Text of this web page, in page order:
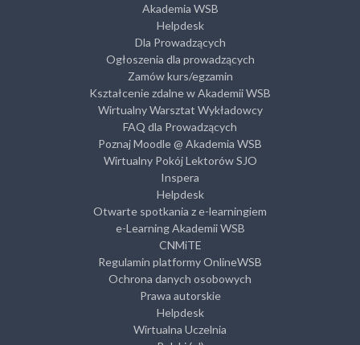
Akademia WSB
Helpdesk
Dla Prowadzących
Ogłoszenia dla prowadzących
Zamów kurs/egzamin
Kształcenie zdalne w Akademii WSB
Wirtualny Warsztat Wykładowcy
FAQ dla Prowadzących
Poznaj Moodle @ Akademia WSB
Wirtualny Pokój Lektorów SJO
Inspera
Helpdesk
Otwarte spotkania z e-learningiem
e-Learning Akademii WSB
CNMiTE
Regulamin platformy OnlineWSB
Ochrona danych osobowych
Prawa autorskie
Helpdesk
Wirtualna Uczelnia